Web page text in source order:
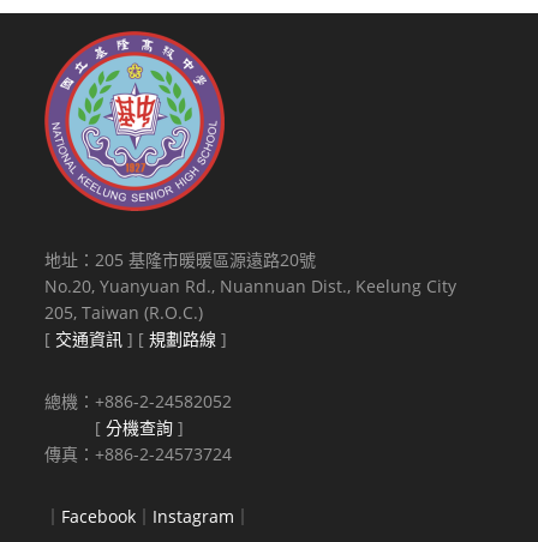
地址：205 基隆市暖暖區源遠路20號
No.20, Yuanyuan Rd., Nuannuan Dist., Keelung City
205, Taiwan (R.O.C.)
[ 交通資訊 ] [規劃路線 ]
總機：+886-2-24582052
[分機查詢 ]
傳真：+886-2-24573724
｜ Facebook ｜ Instagram ｜